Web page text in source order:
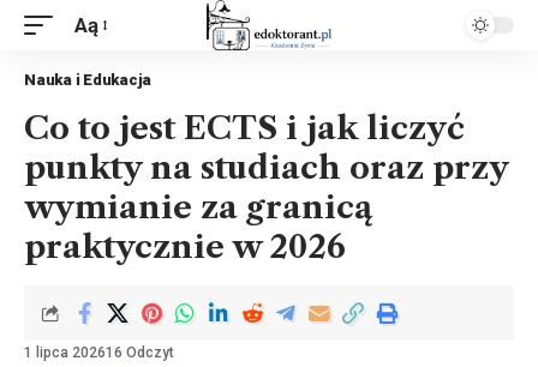
Aą
Nauka i Edukacja
Co to jest ECTS i jak liczyć
punkty na studiach oraz przy
wymianie za granicą
praktycznie w 2026
1 lipca 202616 Odczyt